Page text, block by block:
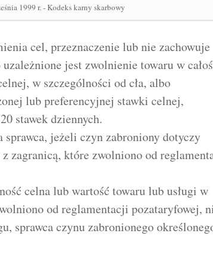
1999 r. - Kodeks karny skarbowy
cel, przeznaczenie lub nie zachowuje
jest zwolnienie towaru w
w szczególności od cła, albo
lub preferencyjnej stawki celnej,
stawek dziennych.
sprawca, jeżeli czyn zabroniony dotyczy
zagranicą, które zwolniono od
celna lub wartość towaru lub usługi w
od reglamentacji pozataryfowej,
sprawca czynu zabronionego